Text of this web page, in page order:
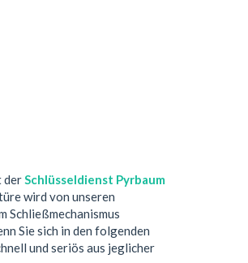
derSchlüsseldienst Pyrbaum
wird von unseren
Schließmechanismus
Sie sich in den folgenden
und seriös aus jeglicher